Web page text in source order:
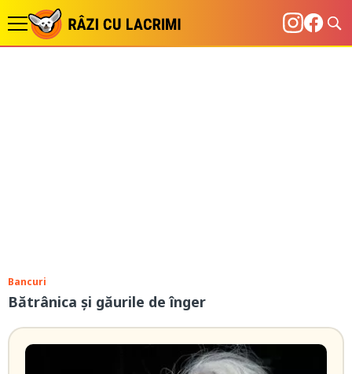
Bancuri
Bătrânica și găurile de înger